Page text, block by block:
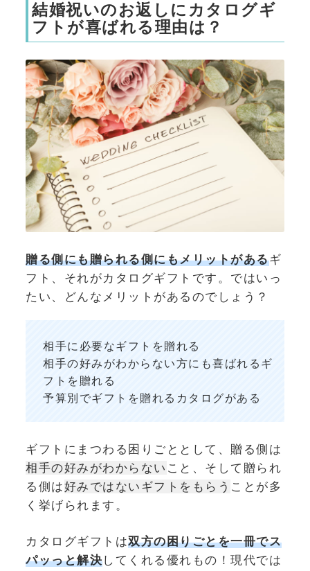
結婚祝いのお返しにカタログギ
フトが喜ばれる理由は？
贈る側にも贈られる側にもメリットがあるギ
フト、それがカタログギフトです。ではいっ
たい、どんなメリットがあるのでしょう？
相手に必要なギフトを贈れる
相手の好みがわからない方にも喜ばれるギ
フトを贈れる
予算別でギフトを贈れるカタログがある
ギフトにまつわる困りごととして、贈る側は
相手の好みがわからない こと、そして贈られ
る側は好みではないギフトをもらう ことが多
く挙げられます。
カタログギフトは双方の困りごとを一冊でス
パッっと解決してくれる優れもの！現代では